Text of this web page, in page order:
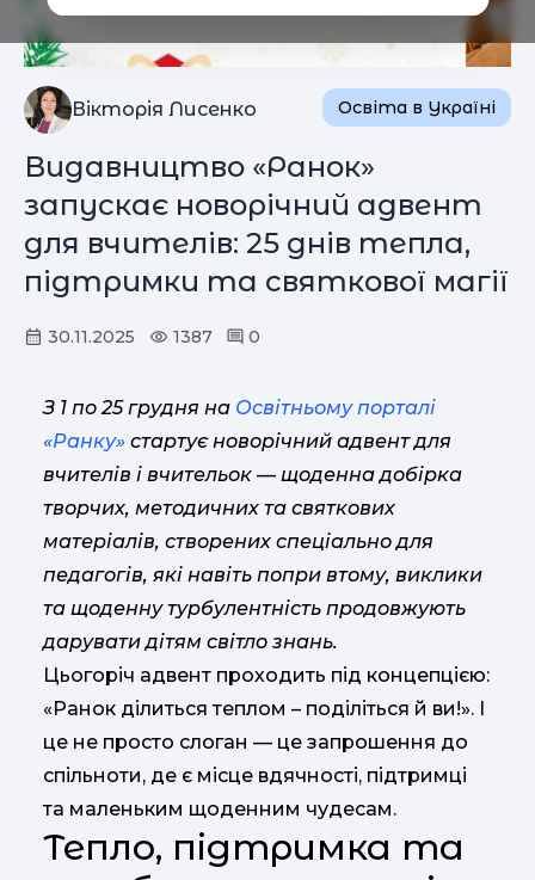
Вікторія Лисенко Освіта в Україні
Видавництво «Ранок»
запускає новорічний адвент
для вчителів: 25 днів тепла,
підтримки та святкової магії
30.11.2025 1387 0
З 1 по 25 грудня на Освітньому порталі
«Ранку» стартує новорічний адвент для
вчителів і вчительок — щоденна добірка
творчих, методичних та святкових
матеріалів, створених спеціально для
педагогів, які навіть попри втому, виклики
та щоденну турбулентність продовжують
дарувати дітям світло знань.
Цьогоріч адвент проходить під концепцією:
«Ранок ділиться теплом – поділіться й ви!». І
це не просто слоган — це запрошення до
спільноти, де є місце вдячності, підтримці
та маленьким щоденним чудесам.
Тепло, підтримка та